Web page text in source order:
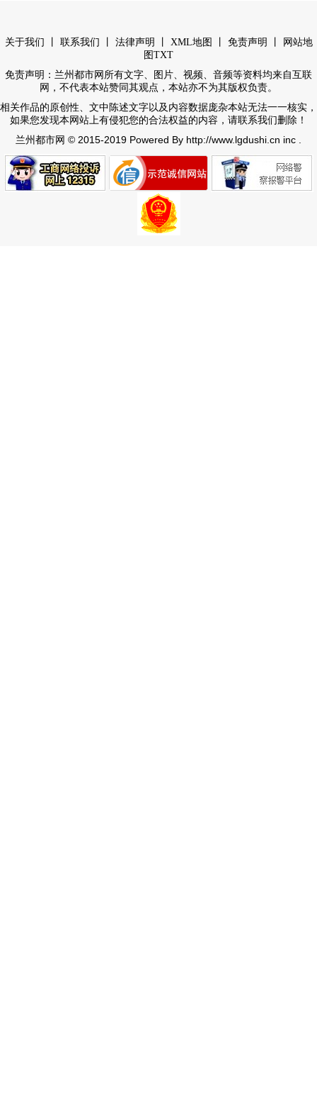
关于我们 联系我们 法律声明 XML地图 免责声明
网站地
图 TXT
免责声明：兰州都市网所有文字、图片、视频、音频等资料均来自互联
网，不代表本站赞同其观点，本站亦不为其版权负责。
相关作品的原创性、文中陈述文字以及内容数据庞杂本站无法一一核实，
如果您发现本网站上有侵犯您的合法权益的内容，请联系我们删除！
兰州都市网 © 2015-2019 Powered By http://www.lgdushi.cn inc .